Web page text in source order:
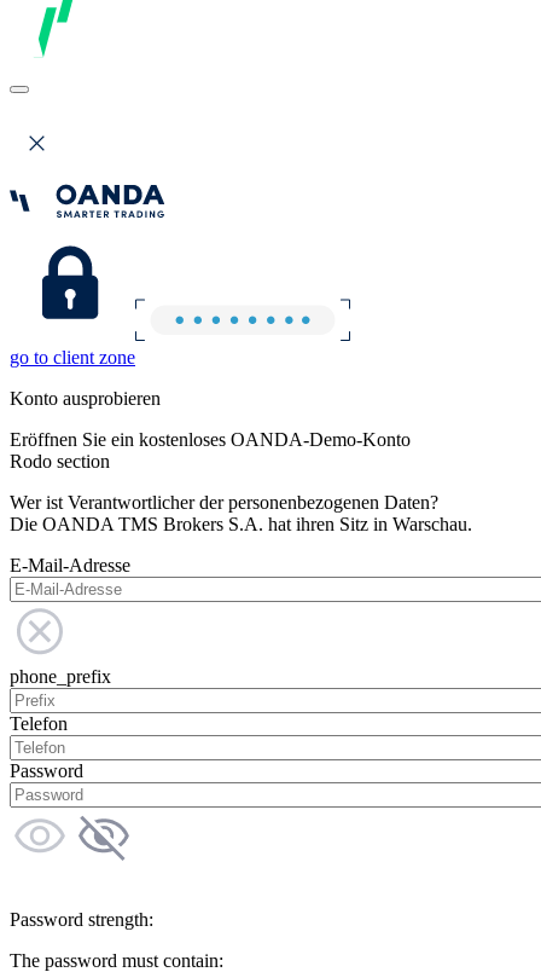
go to client zone
Konto ausprobieren
Eröffnen Sie ein kostenloses OANDA-Demo-Konto
Rodo section
Wer ist Verantwortlicher der personenbezogenen Daten?
Die OANDA TMS Brokers S.A. hat ihren Sitz in Warschau.
E-Mail-Adresse
phone_prefix
Telefon
Password
Password strength:
The password must contain: